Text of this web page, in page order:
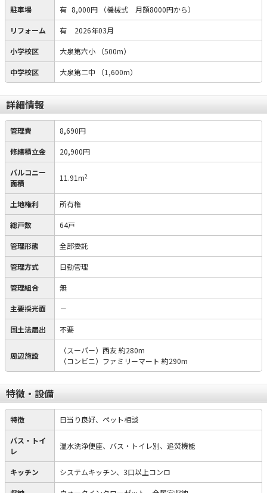
駐車場 有 8,000円 （機械式 月額8000円から）
リフォーム 有 2026年03月
小学校区 大泉第六小 （500m）
中学校区 大泉第二中 （1,600m）
詳細情報
管理費 8,690円
修繕積立金 20,900円
バルコニー
面積
11.91m2
土地権利 所有権
総戸数 64戸
管理形態 全部委託
管理方式 日勤管理
管理組合 無
主要採光面 －
国土法届出 不要
周辺施設
（スーパー）西友 約280m
（コンビニ）ファミリーマート 約290m
特徴・設備
特徴 日当り良好、ペット相談
バス・トイ
レ
温水洗浄便座、バス・トイレ別、追焚機能
キッチン システムキッチン、3口以上コンロ